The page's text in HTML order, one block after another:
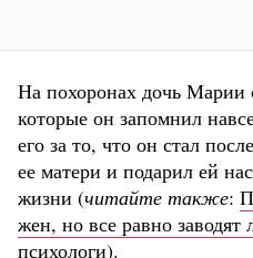
На похоронах дочь Марии
которые он запомнил
его за то, что он стал
ее матери и подарил ей
жизни (читайте также:
жен, но все равно
психологи).